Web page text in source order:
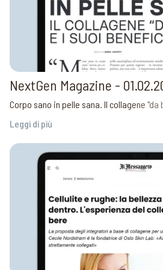
NextGen Magazine -
Corpo sano in pelle sana. Il collagene "da
Leggi di più